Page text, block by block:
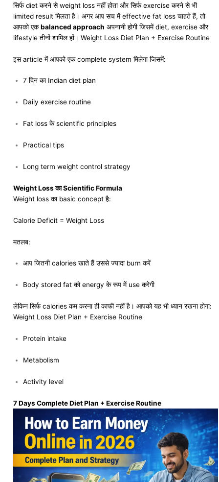
सिर्फ diet करने से weight loss नहीं होता और सिर्फ exercise करने से भी
limited result मिलता है। अगर आप सच में effective fat loss चाहते हैं, तो
आपको एकbalanced approach अपनानी होगी जिसमें diet, exercise और
lifestyle तीनों शामिल हों। Weight Loss Diet Plan + Exercise Routine
इस article में आपको एक complete system मिलेगा जिसमें:
7 दिन का Indian diet plan
Daily exercise routine
Fat loss के scientific principles
Practical tips
Long term weight control strategy
Weight Loss का Scientific Formula
Weight loss का basic concept है:
Calorie Deficit = Weight Loss
मतलब:
आप जितनी calories खाते हैं उससे ज्यादा burn करें
Body stored fat को energy के रूप में use करेगी
लेकिन सिर्फ calories कम करना ही काफी नहीं है। आपको यह भी ध्यान रखना होगा:
Weight Loss Diet Plan + Exercise Routine
Protein intake
Metabolism
Activity level
7 Days Complete Diet Plan + Exercise Routine